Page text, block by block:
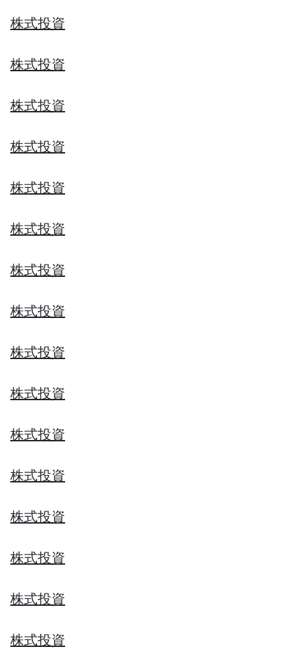
株式投資
株式投資
株式投資
株式投資
株式投資
株式投資
株式投資
株式投資
株式投資
株式投資
株式投資
株式投資
株式投資
株式投資
株式投資
株式投資